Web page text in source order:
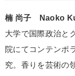
楠 尚子 Naoko
大学で国際政治と
院にてコンテンポ
究。香りを芸術の